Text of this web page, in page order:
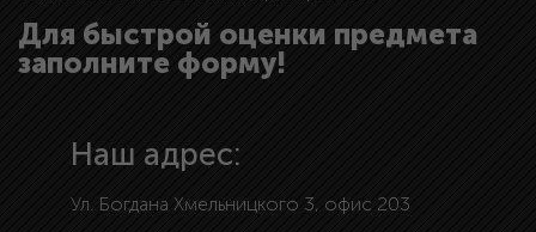
Для быстрой оценки предмета
заполните форму!
Наш адрес:
Ул. Богдана Хмельницкого 3, офис 203